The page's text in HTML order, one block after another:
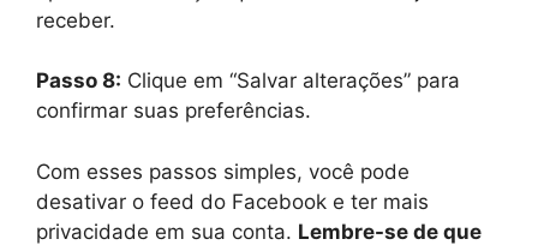
receber.
Passo 8: Clique em “Salvar alterações” para
confirmar suas preferências.
Com esses passos simples, você pode
desativar o feed do Facebook e ter mais
privacidade em sua conta. Lembre-se de que